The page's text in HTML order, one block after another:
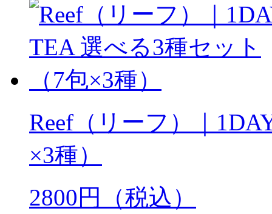
Reef（リーフ）｜
×3種）
2800円（税込）